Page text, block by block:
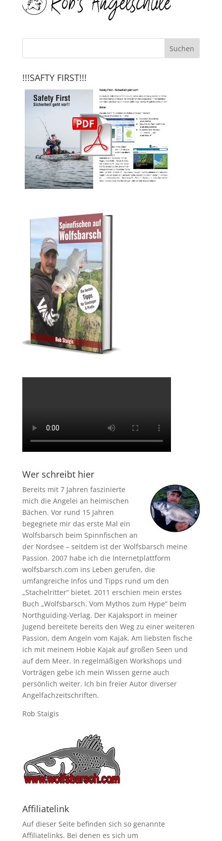
!!!SAFTY FIRST!!!
Wer schreibt hier
Bereits mit 7 Jahren faszinierte
mich die Angelei an heimischen
Bächen. Vor rund 15 Jahren
begegnete mir das erste Mal ein
Wolfsbarsch beim Spinnfischen an
der Nordsee – seitdem ist der Wolfsbarsch meine
Passion. 2007 habe ich die Internetplattform
wolfsbarsch.com ins Leben gerufen, die
umfangreiche Infos und Tipps rund um den
„Stachelritter“ bietet. 2011 erschien mein erstes
Buch „Wolfsbarsch. Vom Mythos zum Hype“ beim
Northguiding-Verlag. Der Kajaksport in meiner
Jugend bereitete bereits den Weg zu einer weiteren
Passion, dem Angeln vom Kajak. Am liebsten fische
ich mit meinem Hobie Kajak auf großen Seen und
auf dem Meer. In regelmäßigen Workshops und
Vorträgen gebe ich mein Wissen gerne auch
persönlich weiter. Ich bin freier Autor diverser
Angelfachzeitschriften.
Rob Staigis
Affiliatelink
Auf dieser Seite befinden sich so genannte
Affiliatelinks. Bei denen es sich um